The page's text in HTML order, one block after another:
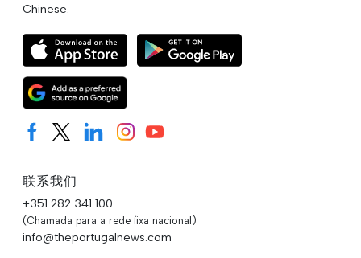
Chinese.
联系我们
+351 282 341 100
(Chamada para a rede fixa nacional)
info@theportugalnews.com